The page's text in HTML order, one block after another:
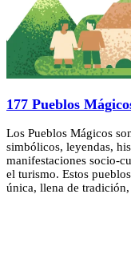
177 Pueblos
Los Pueblos Mágicos
simbólicos, leyendas,
manifestaciones socio-
el turismo. Estos
única, llena de